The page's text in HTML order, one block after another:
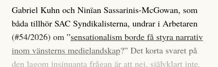
Gabriel Kuhn och Ninïan Sassarinis-McGowan, som
båda tillhör SAC Syndikalisterna, undrar i Arbetaren
(#54/2026) om ”sensationalism borde få styra narrativ
inom vänsterns medielandskap?” Det korta svaret på
den lagom insinuanta frågan är att nej, självklart inte.